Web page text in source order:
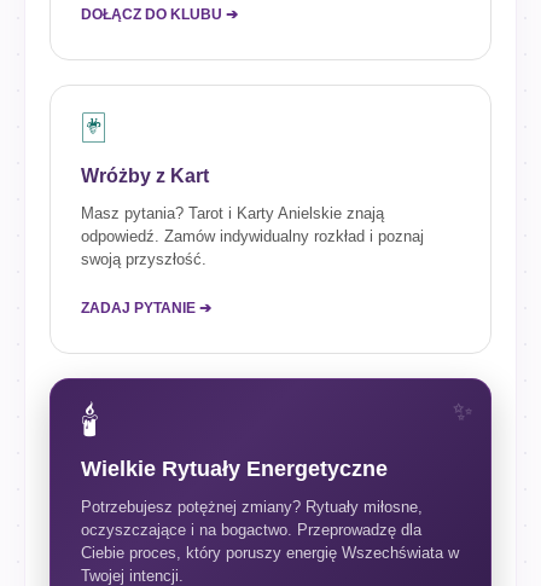
DOŁĄCZ DO KLUBU ➔
🃏
Wróżby z Kart
Masz pytania? Tarot i Karty Anielskie znają
odpowiedź. Zamów indywidualny rozkład i poznaj
swoją przyszłość.
ZADAJ PYTANIE ➔
🕯️
Wielkie Rytuały Energetyczne
Potrzebujesz potężnej zmiany? Rytuały miłosne,
oczyszczające i na bogactwo. Przeprowadzę dla
Ciebie proces, który poruszy energię Wszechświata w
Twojej intencji.